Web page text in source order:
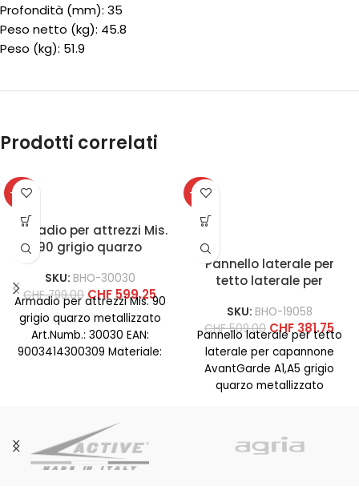
Profondità (mm): 35
Peso netto (kg): 45.8
Peso (kg): 51.9
Prodotti correlati
-25%
Armadio per attrezzi Mis.
90 grigio quarzo
SKU: BHO-30030
CHF799.00 CHF 599.25
Armadio per attrezzi Mis. 90
grigio quarzo metallizzato
Art.Numb.: 30030 EAN:
9003414300309 Materiale:
-25%
Pannello laterale per
tetto laterale per
A1,A5 grigio quarzo
metallizzato
SKU: BHO-19058
CHF509.00 CHF 381.75
Pannello laterale per tetto
laterale per capannone
AvantGarde A1,A5 grigio
quarzo metallizzato
acciaio Colore: grigio-
quarzo